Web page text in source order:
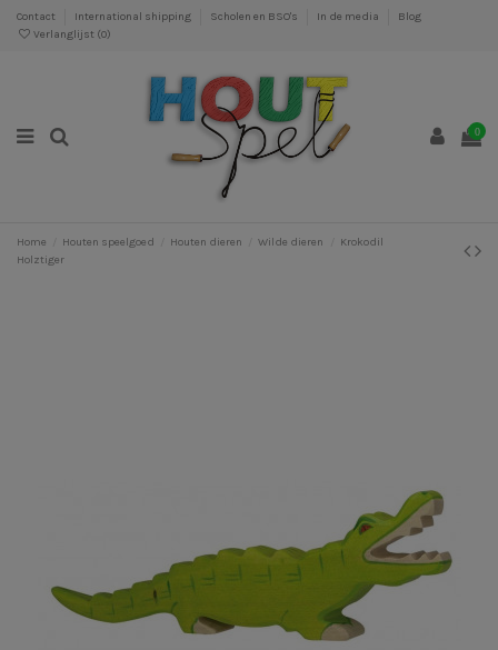
Contact International shipping Scholen en BSO's In de media
Blog
Verlanglijst (0)
0
Home Houten speelgoed Houten dieren Wilde dieren
Krokodil
Holztiger